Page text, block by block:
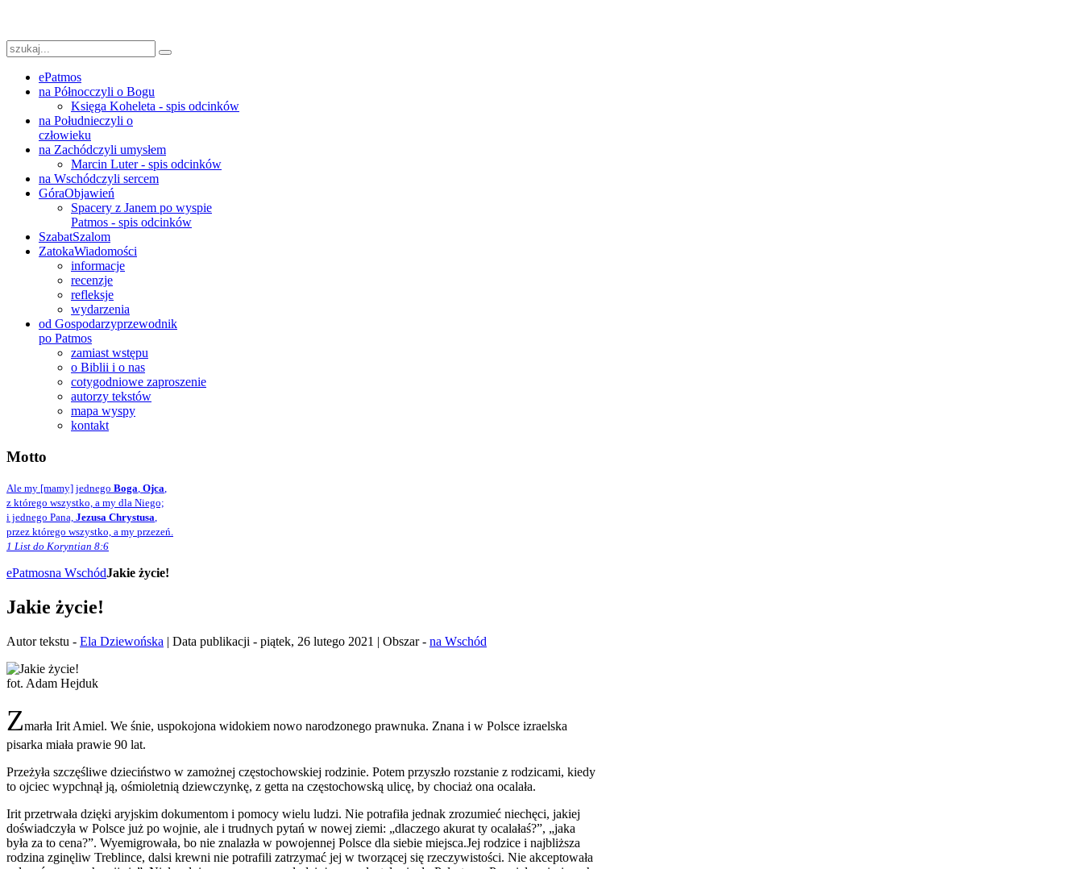
ePatmos
na Północczyli o Bogu
Księga Koheleta - spis odcinków
na Południeczyli o
człowieku
na Zachódczyli umysłem
Marcin Luter - spis odcinków
na Wschódczyli sercem
GóraObjawień
Spacery z Janem po wyspie
Patmos - spis odcinków
SzabatSzalom
ZatokaWiadomości
informacje
recenzje
refleksje
wydarzenia
od Gospodarzyprzewodnik
po Patmos
zamiast wstępu
o Biblii i o nas
cotygodniowe zaproszenie
autorzy tekstów
mapa wyspy
kontakt
Motto
Ale my [mamy] jednego Boga, Ojca,
z którego wszystko, a my dla Niego;
i jednego Pana, Jezusa Chrystusa,
przez którego wszystko, a my przezeń.
1 List do Koryntian 8:6
ePatmosna WschódJakie życie!
Jakie życie!
Autor tekstu - Ela Dziewońska | Data publikacji - piątek, 26 lutego 2021 | Obszar - na Wschód
fot. Adam Hejduk
Zmarła Irit Amiel. We śnie, uspokojona widokiem nowo narodzonego prawnuka. Znana i w Polsce izraelska
pisarka miała prawie 90 lat.
Przeżyła szczęśliwe dzieciństwo w zamożnej częstochowskiej rodzinie. Potem przyszło rozstanie z rodzicami, kiedy
to ojciec wypchnął ją, ośmioletnią dziewczynkę, z getta na częstochowską ulicę, by chociaż ona ocalała.
Irit przetrwała dzięki aryjskim dokumentom i pomocy wielu ludzi. Nie potrafiła jednak zrozumieć niechęci, jakiej
doświadczyła w Polsce już po wojnie, ale i trudnych pytań w nowej ziemi: „dlaczego akurat ty ocalałaś?”, „jaka
była za to cena?”. Wyemigrowała, bo nie znalazła w powojennej Polsce dla siebie miejsca.Jej rodzice i najbliższa
rodzina zginęliw Treblince, dalsi krewni nie potrafili zatrzymać jej w tworzącej się rzeczywistości. Nie akceptowała